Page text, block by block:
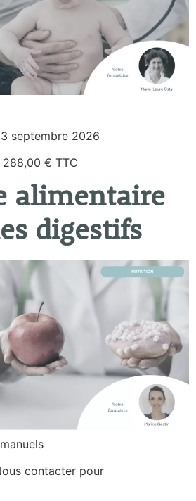
septembre 2026
€ TTC
alimentaire
digestifs
contacter pour